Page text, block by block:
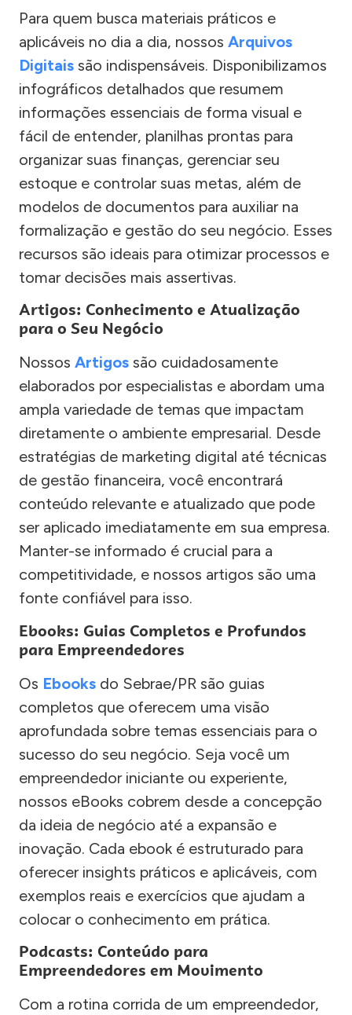
Para quem busca materiais práticos e
aplicáveis no dia a dia, nossos Arquivos
Digitais são indispensáveis. Disponibilizamos
infográficos detalhados que resumem
informações essenciais de forma visual e
fácil de entender, planilhas prontas para
organizar suas finanças, gerenciar seu
estoque e controlar suas metas, além de
modelos de documentos para auxiliar na
formalização e gestão do seu negócio. Esses
recursos são ideais para otimizar processos e
tomar decisões mais assertivas.
Artigos: Conhecimento e Atualização
para o Seu Negócio
Nossos Artigos são cuidadosamente
elaborados por especialistas e abordam uma
ampla variedade de temas que impactam
diretamente o ambiente empresarial. Desde
estratégias de marketing digital até técnicas
de gestão financeira, você encontrará
conteúdo relevante e atualizado que pode
ser aplicado imediatamente em sua empresa.
Manter-se informado é crucial para a
competitividade, e nossos artigos são uma
fonte confiável para isso.
Ebooks: Guias Completos e Profundos
para Empreendedores
Os Ebooks do Sebrae/PR são guias
completos que oferecem uma visão
aprofundada sobre temas essenciais para o
sucesso do seu negócio. Seja você um
empreendedor iniciante ou experiente,
nossos eBooks cobrem desde a concepção
da ideia de negócio até a expansão e
inovação. Cada ebook é estruturado para
oferecer insights práticos e aplicáveis, com
exemplos reais e exercícios que ajudam a
colocar o conhecimento em prática.
Podcasts: Conteúdo para
Empreendedores em Movimento
Com a rotina corrida de um empreendedor,